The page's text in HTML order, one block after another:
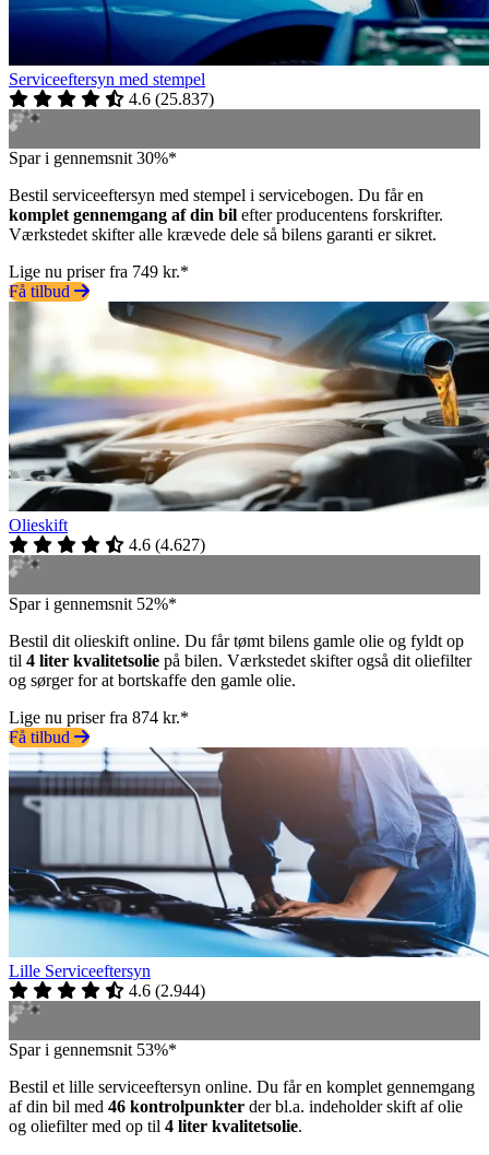
Serviceeftersyn med stempel
4.6 (25.837)
Spar i gennemsnit 30%*
Bestil serviceeftersyn med stempel i servicebogen. Du får en
komplet gennemgang af din bil efter producentens forskrifter.
Værkstedet skifter alle krævede dele så bilens garanti er sikret.
Lige nu priser fra 749 kr.*
Få tilbud
Olieskift
4.6 (4.627)
Spar i gennemsnit 52%*
Bestil dit olieskift online. Du får tømt bilens gamle olie og fyldt op
til 4 liter kvalitetsolie på bilen. Værkstedet skifter også dit oliefilter
og sørger for at bortskaffe den gamle olie.
Lige nu priser fra 874 kr.*
Få tilbud
Lille Serviceeftersyn
4.6 (2.944)
Spar i gennemsnit 53%*
Bestil et lille serviceeftersyn online. Du får en komplet gennemgang
af din bil med 46 kontrolpunkter der bl.a. indeholder skift af olie
og oliefilter med op til 4 liter kvalitetsolie.